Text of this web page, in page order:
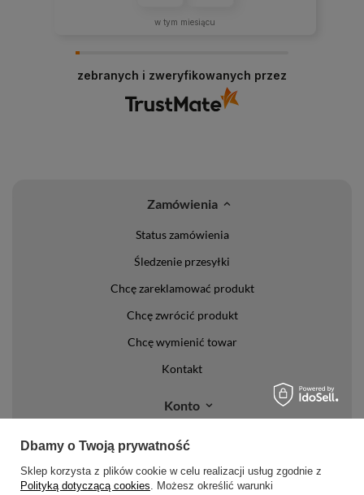
w tym miesiącu
zebranych i zweryfikowanych przez
Zamówienia
Status zamówienia
Śledzenie przesyłki
Chcę zareklamować produkt
Chcę zwrócić produkt
Chcę wymienić towar
Kontakt
Konto
Regulaminy
Regulamin
Dbamy o Twoją prywatność
Sklep korzysta z plików cookie w celu realizacji usług zgodnie z
Polityką dotyczącą cookies. Możesz określić warunki